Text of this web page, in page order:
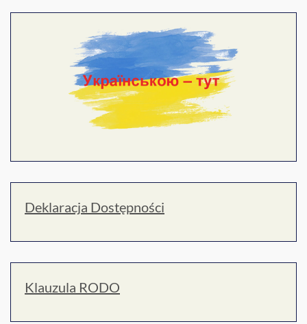
Deklaracja Dostępności
Klauzula RODO